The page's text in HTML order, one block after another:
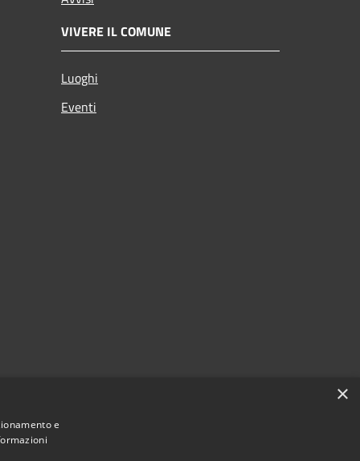
VIVERE IL COMUNE
Luoghi
Eventi
×
e